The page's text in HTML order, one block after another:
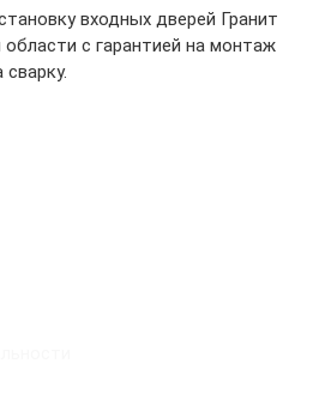
входных дверей Гранит
с гарантией на монтаж